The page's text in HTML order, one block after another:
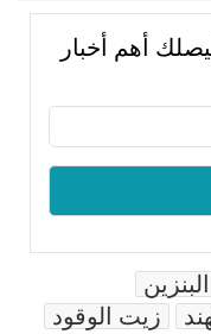
أهم أخبار
البنزين
زيت الوقود